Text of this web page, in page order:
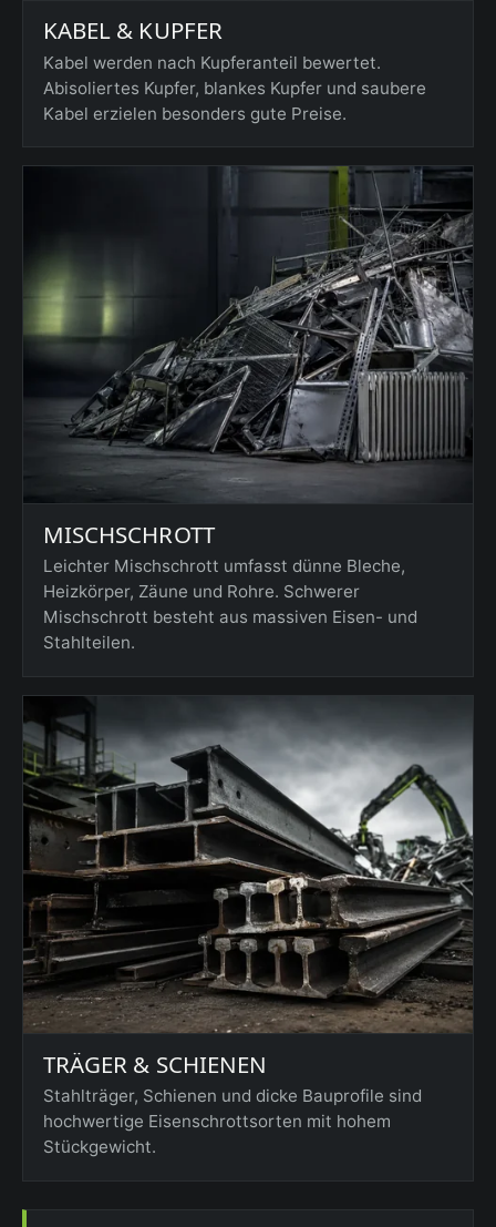
KABEL & KUPFER
Kabel werden nach Kupferanteil bewertet.
Abisoliertes Kupfer, blankes Kupfer und saubere
Kabel erzielen besonders gute Preise.
MISCHSCHROTT
Leichter Mischschrott umfasst dünne Bleche,
Heizkörper, Zäune und Rohre. Schwerer
Mischschrott besteht aus massiven Eisen- und
Stahlteilen.
TRÄGER & SCHIENEN
Stahlträger, Schienen und dicke Bauprofile sind
hochwertige Eisenschrottsorten mit hohem
Stückgewicht.